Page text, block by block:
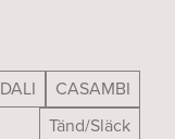
DALI
CASAMBI
Tänd/Släck